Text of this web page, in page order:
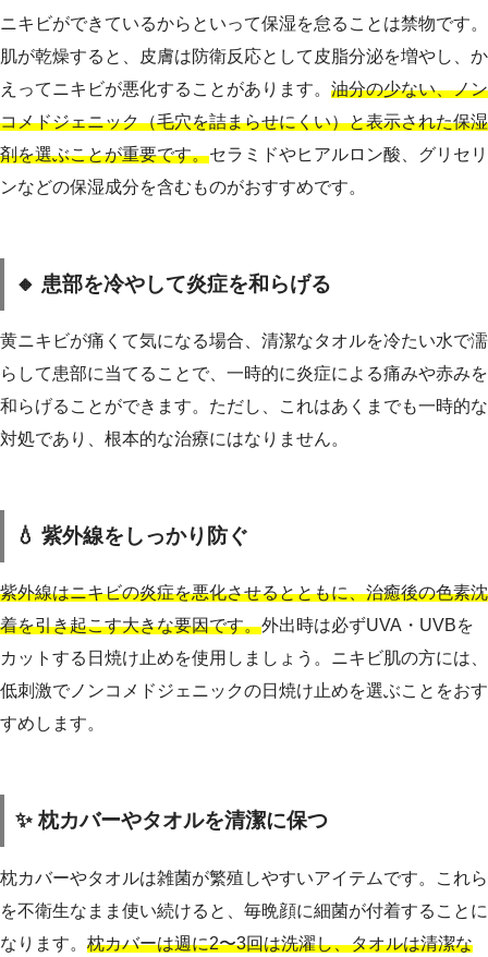
ニキビができているからといって保湿を怠ることは禁物です。
肌が乾燥すると、皮膚は防衛反応として皮脂分泌を増やし、か
えってニキビが悪化することがあります。 油分の少ない、ノン
コメドジェニック（毛穴を詰まらせにくい）と表示された保湿
剤を選ぶことが重要です。セラミドやヒアルロン酸、グリセリ
ンなどの保湿成分を含むものがおすすめです。
🔸 患部を冷やして炎症を和らげる
黄ニキビが痛くて気になる場合、清潔なタオルを冷たい水で濡
らして患部に当てることで、一時的に炎症による痛みや赤みを
和らげることができます。ただし、これはあくまでも一時的な
対処であり、根本的な治療にはなりません。
💧 紫外線をしっかり防ぐ
紫外線はニキビの炎症を悪化させるとともに、治癒後の色素沈
着を引き起こす大きな要因です。外出時は必ずUVA・UVBを
カットする日焼け止めを使用しましょう。ニキビ肌の方には、
低刺激でノンコメドジェニックの日焼け止めを選ぶことをおす
すめします。
✨ 枕カバーやタオルを清潔に保つ
枕カバーやタオルは雑菌が繁殖しやすいアイテムです。これら
を不衛生なまま使い続けると、毎晩顔に細菌が付着することに
なります。 枕カバーは週に2〜3回は洗濯し、タオルは清潔な